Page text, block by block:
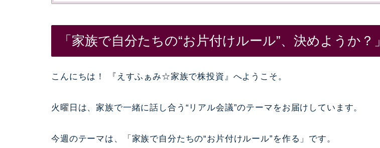
「家族で自分たちの“お片付けルール”、決めようか？」
こんにちは！ 『えすふぁみ☆家族で株投資』へようこそ。
火曜日は、家族で一緒に話し合う“リアル会議”のテーマをお届けしています。
今週のテーマは、「家族で自分たちの“お片付けルール”を作る」です。